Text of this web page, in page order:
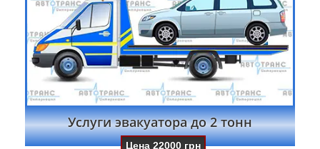
Услуги эвакуатора до 2 тонн
Цена22000 грн